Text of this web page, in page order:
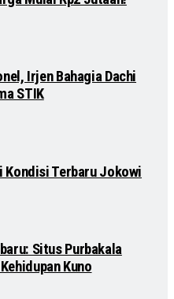
Irjen Bahagia Dachi
STIK
Kondisi Terbaru Jokowi
Situs Purbakala
Kuno